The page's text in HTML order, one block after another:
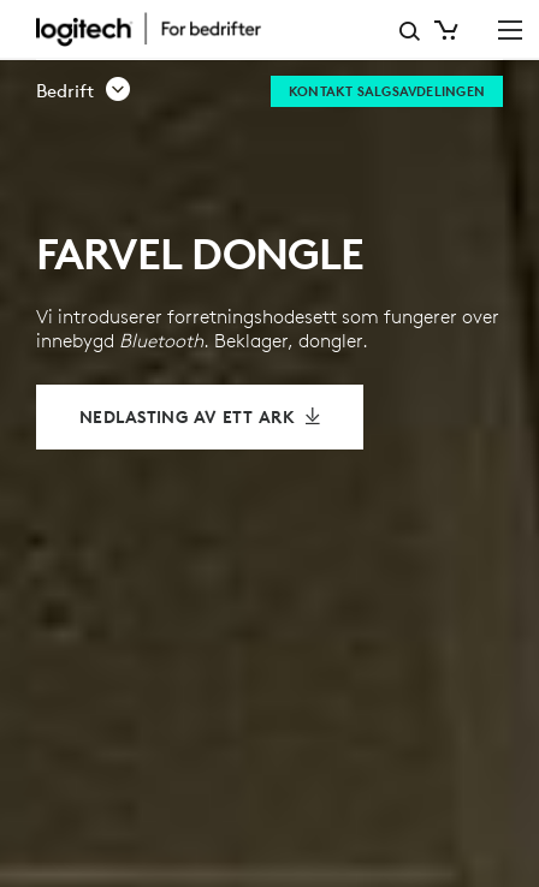
NBT-
HODESETT
Bedrift KONTAKT SALGSAVDELINGEN
FARVEL DONGLE
Vi introduserer forretningshodesett som fungerer over
innebygd Bluetooth. Beklager, dongler.
NEDLASTING AV ETT ARK